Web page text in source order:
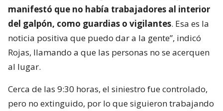
manifestó que no había trabajadores al interior
del galpón, como guardias o vigilantes. Esa es la
noticia positiva que puedo dar a la gente”, indicó
Rojas, llamando a que las personas no se acerquen
al lugar.
Cerca de las 9:30 horas, el siniestro fue controlado,
pero no extinguido, por lo que siguieron trabajando